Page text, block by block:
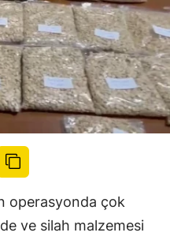
operasyonda çok
ve silah malzemesi